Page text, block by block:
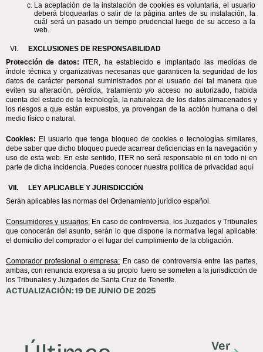
La aceptación de la instalación de cookies es voluntaria, el usuario
deberá bloquearlas o salir de la página antes de su instalación, la
cuál será un pasado un tiempo prudencial luego de su acceso a la
web.
EXCLUSIONES DE RESPONSABILIDAD
Protección de datos: ITER, ha establecido e implantado las medidas de
índole técnica y organizativas necesarias que garanticen la seguridad de los
datos de carácter personal suministrados por el usuario del tal manera que
eviten su alteración, pérdida, tratamiento y/o acceso no autorizado, habida
cuenta del estado de la tecnología, la naturaleza de los datos almacenados y
los riesgos a que están expuestos, ya provengan de la acción humana o del
medio físico o natural.
Cookies: El usuario que tenga bloqueo de cookies o tecnologías similares,
debe saber que dicho bloqueo puede acarrear deficiencias en la navegación y
uso de esta web. En este sentido, ITER no será responsable ni en todo ni en
parte de dicha incidencia. Puedes conocer nuestra política de privacidad aquí
LEY APLICABLE Y JURISDICCIÓN
Serán aplicables las normas del Ordenamiento jurídico español.
Consumidores y usuarios: En caso de controversia, los Juzgados y Tribunales
que conocerán del asunto, serán lo que dispone la normativa legal aplicable:
el domicilio del comprador o el lugar del cumplimiento de la obligación.
Comprador profesional o empresa: En caso de controversia entre las partes,
ambas, con renuncia expresa a su propio fuero se someten a la jurisdicción de
los Tribunales y Juzgados de Santa Cruz de Tenerife.
ACTUALIZACIÓN: 19 DE JUNIO DE 2025
Ver